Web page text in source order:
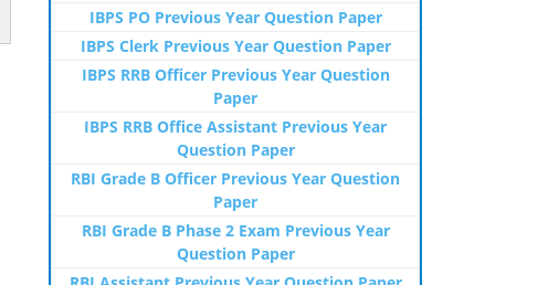
IBPS PO Previous Year Question Paper
IBPS Clerk Previous Year Question Paper
IBPS RRB Officer Previous Year Question
Paper
IBPS RRB Office Assistant Previous Year
Question Paper
RBI Grade B Officer Previous Year Question
Paper
RBI Grade B Phase 2 Exam Previous Year
Question Paper